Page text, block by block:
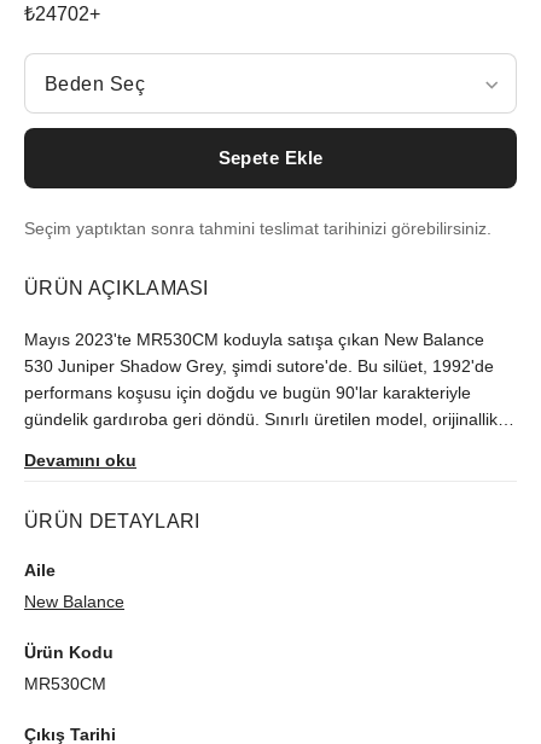
₺24702+
Beden Seç
Beden Seç
Sepete Ekle
Seçim yaptıktan sonra tahmini teslimat tarihinizi görebilirsiniz.
ÜRÜN AÇIKLAMASI
Mayıs 2023'te MR530CM koduyla satışa çıkan New Balance
530 Juniper Shadow Grey, şimdi sutore'de. Bu silüet, 1992'de
performans koşusu için doğdu ve bugün 90'lar karakteriyle
gündelik gardıroba geri döndü. Sınırlı üretilen model, orijinallik
Devamını oku
ÜRÜN DETAYLARI
Aile
New Balance
Ürün Kodu
MR530CM
Çıkış Tarihi